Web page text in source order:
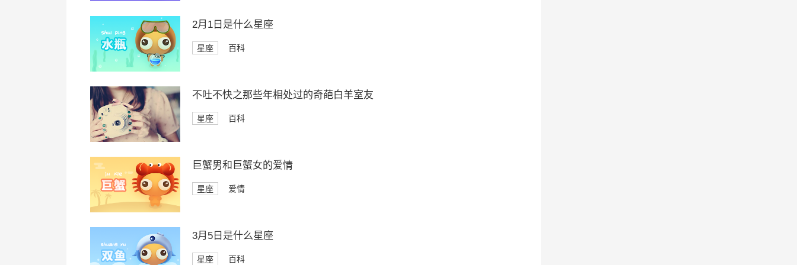
2月1日是什么星座
星座 百科
不吐不快之那些年相处过的奇葩白羊室友
星座 百科
巨蟹男和巨蟹女的爱情
星座 爱情
3月5日是什么星座
星座 百科